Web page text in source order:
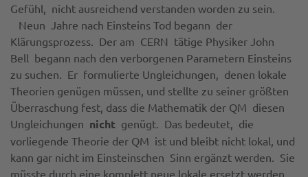
Gefühl, nicht ausreichend verstanden worden zu sein.
Neun Jahre nach Einsteins Tod begann der
Klärungsprozess. Der am CERN tätige Physiker John
Bell begann nach den verborgenen Parametern Einsteins
zu suchen. Er formulierte Ungleichungen, denen lokale
Theorien genügen müssen, und stellte zu seiner größten
Überraschung fest, dass die Mathematik der QM diesen
Ungleichungen nicht genügt. Das bedeutet, die
vorliegende Theorie der QM ist und bleibt nicht lokal, und
kann gar nicht im Einsteinschen Sinn ergänzt werden. Sie
müsste durch eine komplett neue lokale ersetzt werden,